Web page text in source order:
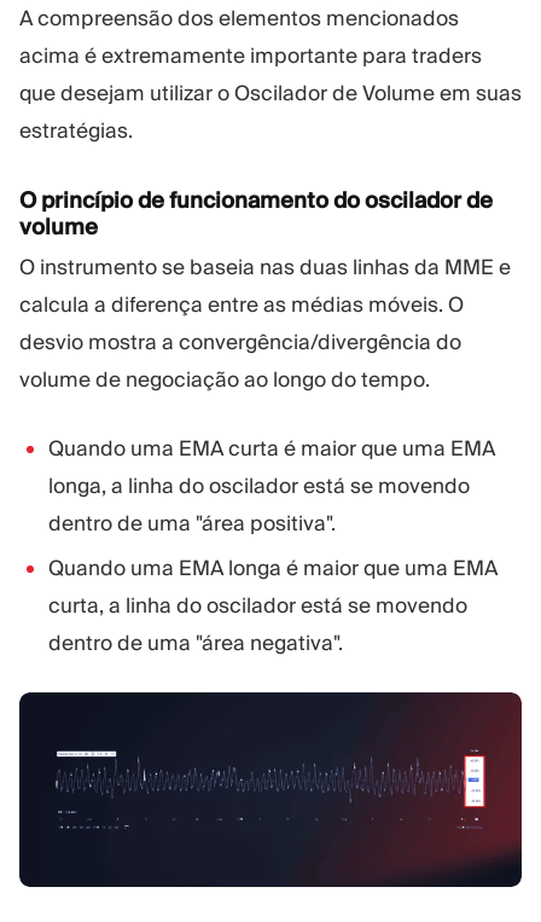
A compreensão dos elementos mencionados
acima é extremamente importante para traders
que desejam utilizar o Oscilador de Volume em suas
estratégias.
O princípio de funcionamento do oscilador de
volume
O instrumento se baseia nas duas linhas da MME e
calcula a diferença entre as médias móveis. O
desvio mostra a convergência/divergência do
volume de negociação ao longo do tempo.
Quando uma EMA curta é maior que uma EMA
longa, a linha do oscilador está se movendo
dentro de uma "área positiva".
Quando uma EMA longa é maior que uma EMA
curta, a linha do oscilador está se movendo
dentro de uma "área negativa".